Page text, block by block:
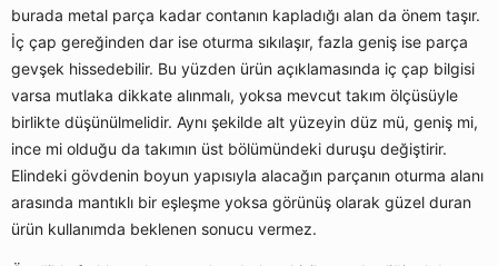
burada metal parça kadar contanın kapladığı alan da önem taşır.
İç çap gereğinden dar ise oturma sıkılaşır, fazla geniş ise parça
gevşek hissedebilir. Bu yüzden ürün açıklamasında iç çap bilgisi
varsa mutlaka dikkate alınmalı, yoksa mevcut takım ölçüsüyle
birlikte düşünülmelidir. Aynı şekilde alt yüzeyin düz mü, geniş mi,
ince mi olduğu da takımın üst bölümündeki duruşu değiştirir.
Elindeki gövdenin boyun yapısıyla alacağın parçanın oturma alanı
arasında mantıklı bir eşleşme yoksa görünüş olarak güzel duran
ürün kullanımda beklenen sonucu vermez.